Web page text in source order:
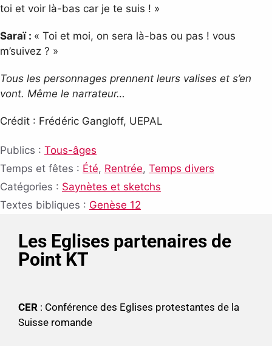
toi et voir là-bas car je te suis ! »
Saraï : « Toi et moi, on sera là-bas ou pas ! vous
m’suivez ? »
Tous les personnages prennent leurs valises et s’en
vont. Même le narrateur…
Crédit : Frédéric Gangloff, UEPAL
Publics : Tous-âges
Temps et fêtes : Été, Rentrée, Temps divers
Catégories : Saynètes et sketchs
Textes bibliques : Genèse 12
Les Eglises partenaires de
Point KT
CER : Conférence des Eglises protestantes de la
Suisse romande